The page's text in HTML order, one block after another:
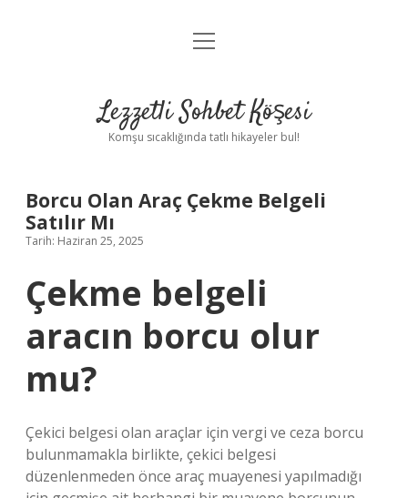
Anasayfa
Yasal Uyarı
menüyü
Lezzetli Sohbet Köşesi
Komşu sıcaklığında tatlı hikayeler bul!
Borcu Olan Araç Çekme Belgeli
Satılır Mı
Tarih: Haziran 25, 2025
Çekme belgeli
aracın borcu olur
mu?
Çekici belgesi olan araçlar için vergi ve ceza borcu
bulunmamakla birlikte, çekici belgesi
düzenlenmeden önce araç muayenesi yapılmadığı